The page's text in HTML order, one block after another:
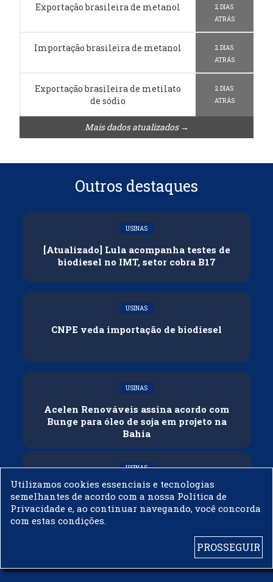
Exportação brasileira de metanol
2 DIAS
ATRÁS
Importação brasileira de metanol
2 DIAS
ATRÁS
Exportação brasileira de metilato
de sódio
2 DIAS
ATRÁS
Mais dados atualizados →
Outros destaques
USINAS
[Atualizado] Lula acompanha testes de
biodiesel no IMT, setor cobra B17
USINAS
CNPE veda importação de biodiesel
USINAS
Acelen Renováveis assina acordo com
Bunge para óleo de soja em projeto na
Bahia
USINAS
Conflitos e veto russo às exportações
ameaçam oferta global de diesel
Utilizamos cookies essenciais e tecnologias
semelhantes de acordo com a nossa Política de
Privacidade e, ao continuar navegando, você concorda
com estas condições.
PROSSEGUIR